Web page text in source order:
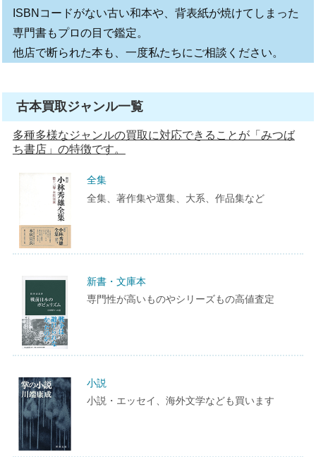
ISBNコードがない古い和本や、背表紙が焼けてしまった
専門書もプロの目で鑑定。
他店で断られた本も、一度私たちにご相談ください。
古本買取ジャンル一覧
多種多様なジャンルの買取に対応できることが「みつば
ち書店」の特徴です。
全集
全集、著作集や選集、大系、作品集など
新書・文庫本
専門性が高いものやシリーズもの高値査定
小説
小説・エッセイ、海外文学なども買います